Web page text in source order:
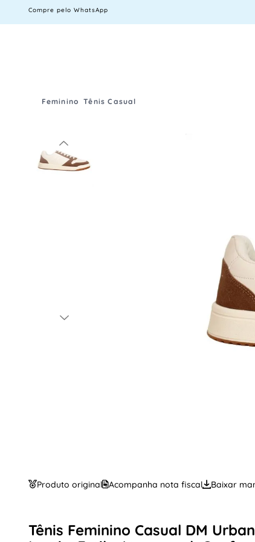
Compre pelo WhatsApp
Feminino Tênis Casual
Produto original Acompanha nota fiscal Baixar
Tênis Feminino Casual DM Urban